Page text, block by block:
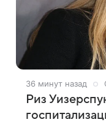
36 минут назад
Риз